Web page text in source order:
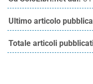
Ultimo articolo
Totale articoli